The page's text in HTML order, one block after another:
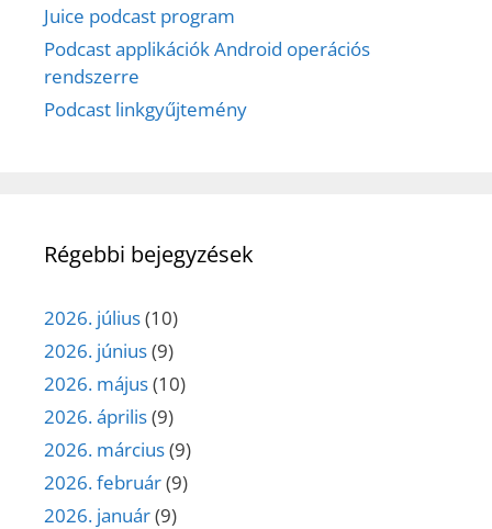
Juice podcast program
Podcast applikációk Android operációs
rendszerre
Podcast linkgyűjtemény
Régebbi bejegyzések
2026. július(10)
2026. június(9)
2026. május(10)
2026. április(9)
2026. március(9)
2026. február(9)
2026. január(9)